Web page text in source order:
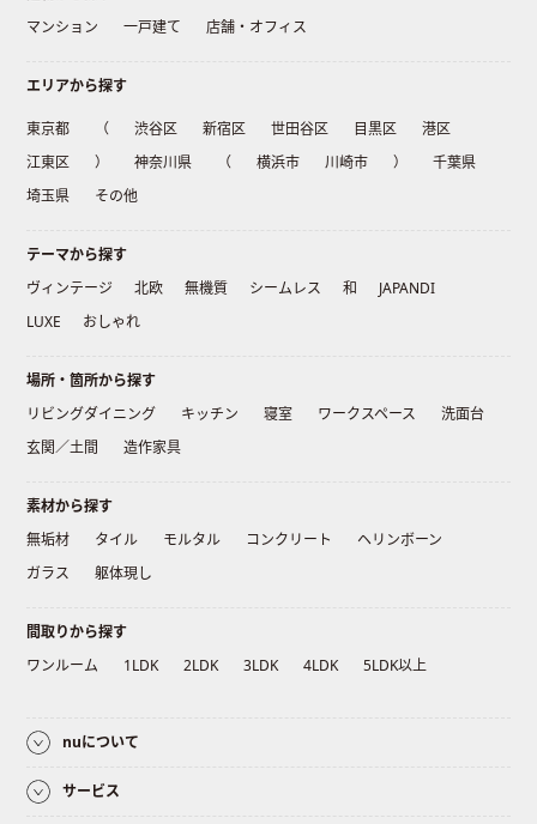
マンション
一戸建て 店舗・オフィス
エリアから探す
東京都 （ 渋谷区 新宿区 世田谷区 目黒区
港区
江東区
） 神奈川県 （ 横浜市 川崎市 ）
千葉県
埼玉県
その他
テーマから探す
ヴィンテージ
北欧 無機質 シームレス 和
JAPANDI
LUXE
おしゃれ
場所・箇所から探す
リビングダイニング
キッチン 寝室 ワークスペース
洗面台
玄関／土間
造作家具
素材から探す
無垢材
タイル モルタル コンクリート
ヘリンボーン
ガラス
躯体現し
間取りから探す
ワンルーム
1LDK 2LDK 3LDK 4LDK 5LDK以上
nuについて
サービス